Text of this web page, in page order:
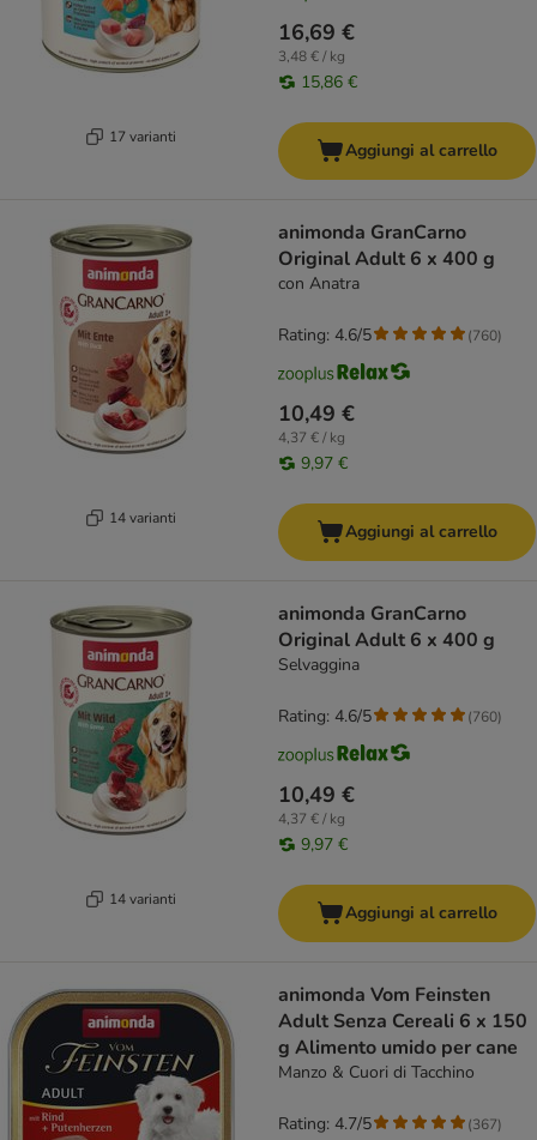
17 varianti
16,69 €
3,48 € / kg
15,86 €
Aggiungi al carrello
14 varianti
animonda GranCarno
Original Adult 6 x 400 g
con Anatra
10,49 €
4,37 € / kg
9,97 €
Rating: 4.6/5 (760)
Aggiungi al carrello
14 varianti
animonda GranCarno
Original Adult 6 x 400 g
Selvaggina
10,49 €
4,37 € / kg
9,97 €
Rating: 4.6/5 (760)
Aggiungi al carrello
animonda Vom Feinsten
Adult Senza Cereali 6 x 150
g Alimento umido per cane
Manzo & Cuori di Tacchino
Rating: 4.7/5 (367)